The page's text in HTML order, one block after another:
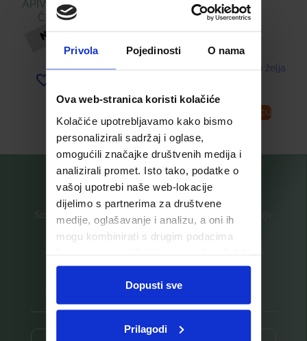
Privola Pojedinosti O nama
Ova web-stranica koristi kolačiće
Kolačiće upotrebljavamo kako bismo
personalizirali sadržaj i oglase,
omogućili značajke društvenih medija i
analizirali promet. Isto tako, podatke o
vašoj upotrebi naše web-lokacije
dijelimo s partnerima za društvene
medije, oglašavanje i analizu, a oni ih
mogu kombinirati s drugim podacima
ste upotrebljavali njihove usluge.
Dopusti sve
Prilagodi
APIVITA CRNI GEL ZA
ČIŠĆENJE LICA
16,89€
18,58€
Dodaj u listu želja
Dodaj u košaricu
Saznajte prvi za nove proizvode i ekskluzivne promocije
Prijavite se na listu za novosti